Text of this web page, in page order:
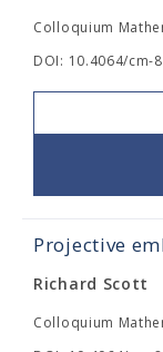
Colloquium
DOI: 10.4064/cm-
Projective
Richard Scott
Colloquium